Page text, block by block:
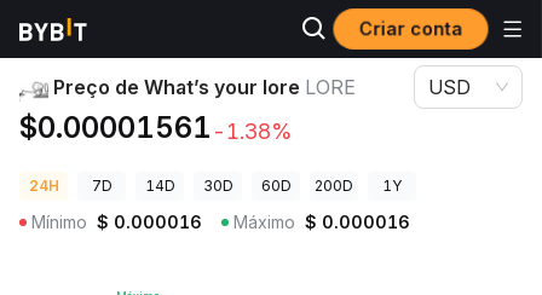
Criar conta
Preços de Criptomoedas Preço de What’s your lore LORE
Preço de What’s your lore LORE
$0.00001561 -1.38%
USD
24H 7D 14D 30D 60D 200D 1Y
Mínimo $ 0.000016 Máximo $ 0.000016